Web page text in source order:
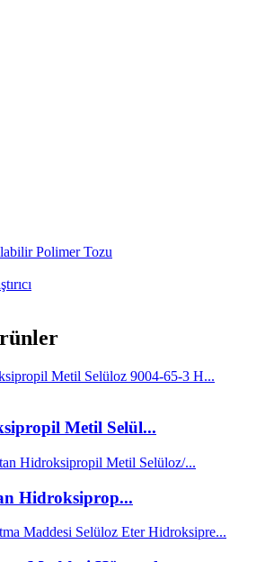
Polimer Tozu
Metil Selül...
Hidroksiprop...